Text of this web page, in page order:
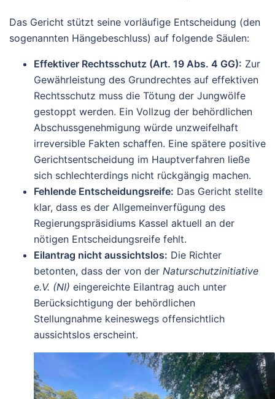
Das Gericht stützt seine vorläufige Entscheidung (den
sogenannten Hängebeschluss) auf folgende Säulen:
Effektiver Rechtsschutz (Art. 19 Abs. 4 GG): Zur
Gewährleistung des Grundrechtes auf effektiven
Rechtsschutz muss die Tötung der Jungwölfe
gestoppt werden. Ein Vollzug der behördlichen
Abschussgenehmigung würde unzweifelhaft
irreversible Fakten schaffen. Eine spätere positive
Gerichtsentscheidung im Hauptverfahren ließe
sich schlechterdings nicht rückgängig machen.
Fehlende Entscheidungsreife: Das Gericht stellte
klar, dass es der Allgemeinverfügung des
Regierungspräsidiums Kassel aktuell an der
nötigen Entscheidungsreife fehlt.
Eilantrag nicht aussichtslos: Die Richter
betonten, dass der von der Naturschutzinitiative
e.V. (NI) eingereichte Eilantrag auch unter
Berücksichtigung der behördlichen
Stellungnahme keineswegs offensichtlich
aussichtslos erscheint.